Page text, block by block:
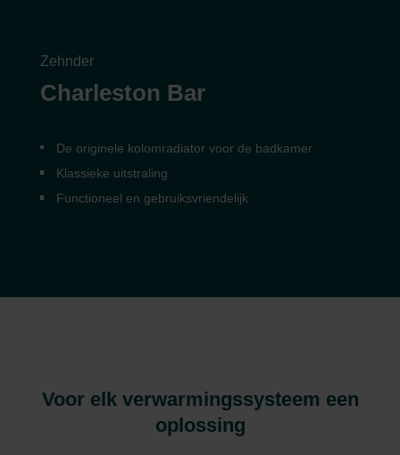
Zehnder
Charleston Bar
De originele kolomradiator voor de badkamer
Klassieke uitstraling
Functioneel en gebruiksvriendelijk
Voor elk verwarmingssysteem een
oplossing